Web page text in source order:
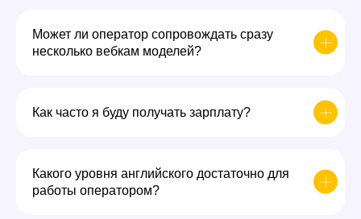
Может ли оператор сопровождать сразу
несколько вебкам моделей?
Как часто я буду получать зарплату?
Какого уровня английского достаточно для
работы оператором?